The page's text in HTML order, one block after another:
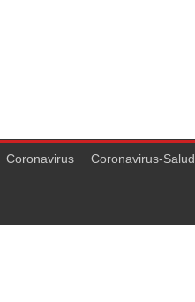
Coronavirus Coronavirus-Salud